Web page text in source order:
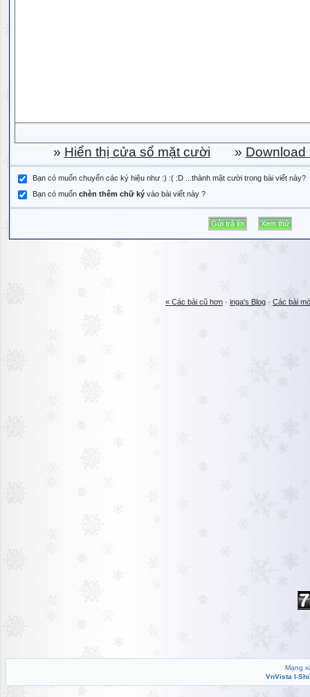
» Hiển thị cửa sổ mặt cười » Download
Bạn có muốn chuyển các ký hiệu như :) :( :D ...thành mặt cười trong bài viết này?
Bạn có muốn chèn thêm chữ ký vào bài viết này ?
« Các bài cũ hơn · inga's Blog · Các bài
Mạng
VnVista I-